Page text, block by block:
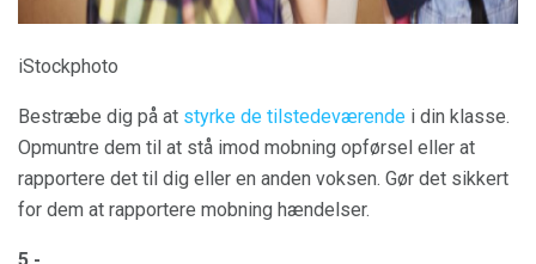
iStockphoto
Bestræbe dig på at styrke de tilstedeværende i din klasse.
Opmuntre dem til at stå imod mobning opførsel eller at
rapportere det til dig eller en anden voksen. Gør det sikkert
for dem at rapportere mobning hændelser.
5 -